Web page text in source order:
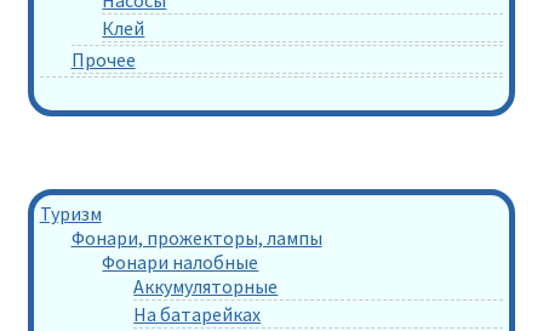
Клей
Прочее
Туризм
Фонари, прожекторы, лампы
Фонари налобные
Аккумуляторные
На батарейках